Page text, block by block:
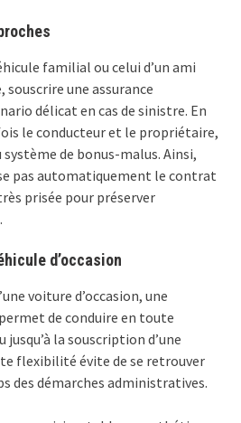
familial ou celui d’un ami
une assurance
délicat en cas de sinistre. En
le conducteur et le propriétaire,
de bonus-malus. Ainsi,
pas automatiquement le contrat
prisée pour préserver
d’occasion
voiture d’occasion, une
de conduire en toute
jusqu’à la souscription d’une
flexibilité évite de se retrouver
des démarches administratives.